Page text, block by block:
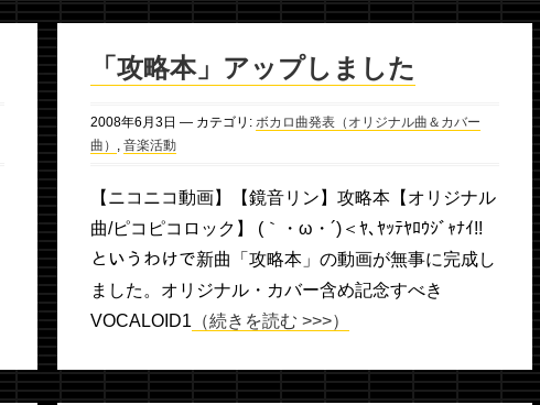
「攻略本」アップしました
2008年6月 3日 — カテゴリ: ボカロ曲発表（オリジナル曲＆カバー
曲） , 音楽活動
【ニコニコ動画】【鏡音リン】攻略本【オリジナル
曲/ピコピコロック】 (｀・ω・´)＜ﾔ､ﾔｯﾃﾔﾛｳｼﾞｬﾅｲ!!
というわけで新曲「攻略本」の動画が無事に完成し
ました。オリジナル・カバー含め記念すべき
VOCALOID1 （続きを読む >>>）